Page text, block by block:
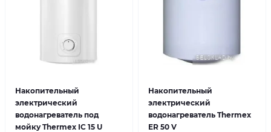
Накопительный
электрический
водонагреватель под
мойку Thermex IC 15 U
Накопительный
электрический
водонагреватель Thermex
ER 50 V